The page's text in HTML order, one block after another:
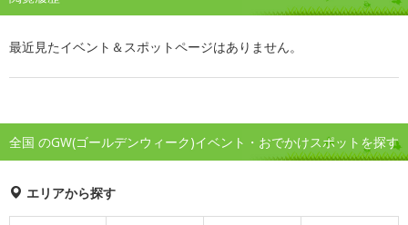
最近見たイベント＆スポットページはありません。
全国 のGW(ゴールデンウィーク)イベント・おでかけスポットを探す
エリアから探す